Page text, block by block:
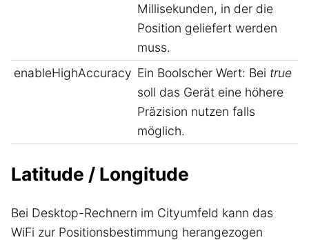
Millisekunden, in der die
Position geliefert werden
muss.
enableHighAccuracy Ein Boolscher Wert: Bei true
soll das Gerät eine höhere
Präzision nutzen falls
möglich.
Latitude / Longitude
Bei Desktop-Rechnern im Cityumfeld kann das
WiFi zur Positionsbestimmung herangezogen